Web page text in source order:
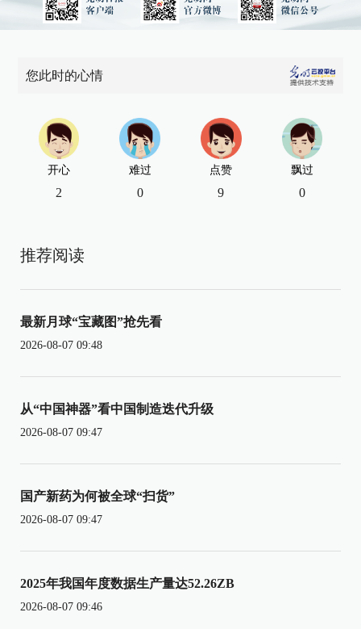
您此时的心情
开心
2
难过
0
点赞
9
飘过
0
推荐阅读
最新月球“宝藏图”抢先看
2026-08-07 09:48
从“中国神器”看中国制造迭代升级
2026-08-07 09:47
国产新药为何被全球“扫货”
2026-08-07 09:47
2025年我国年度数据生产量达52.26ZB
2026-08-07 09:46